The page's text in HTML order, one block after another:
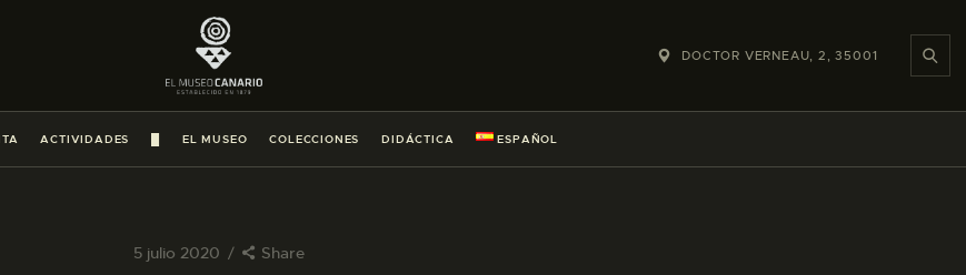
DOCTOR VERNEAU, 2, 35001
ACTIVIDADES EL MUSEO COLECCIONES DIDÁCTICA ESPAÑOL
5 julio 2020 Share
LA VISITA